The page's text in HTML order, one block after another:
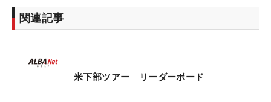
関連記事
米下部ツアー リーダーボード